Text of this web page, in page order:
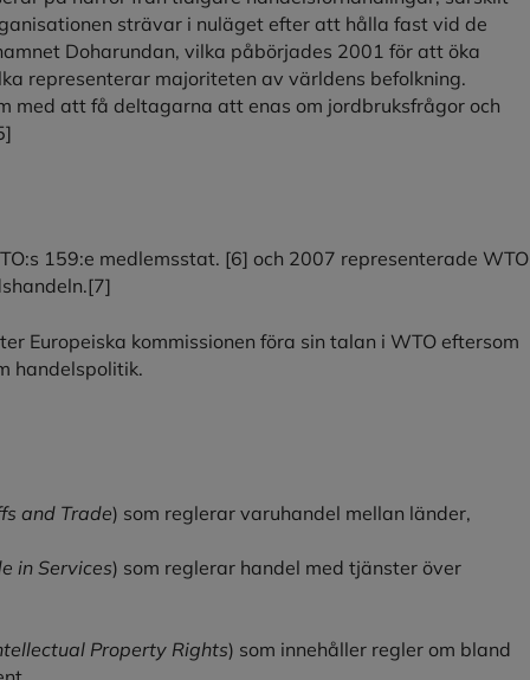
strävar i nuläget efter att hålla fast vid de
Doharundan, vilka påbörjades 2001 för att öka
representerar majoriteten av världens befolkning.
med att få deltagarna att enas om jordbruksfrågor och
159:e medlemsstat. [6] och 2007 representerade WTO
[7]
Europeiska kommissionen föra sin talan i WTO eftersom
handelspolitik.
and Trade) som reglerar varuhandel mellan länder,
in Services) som reglerar handel med tjänster över
Property Rights) som innehåller regler om bland